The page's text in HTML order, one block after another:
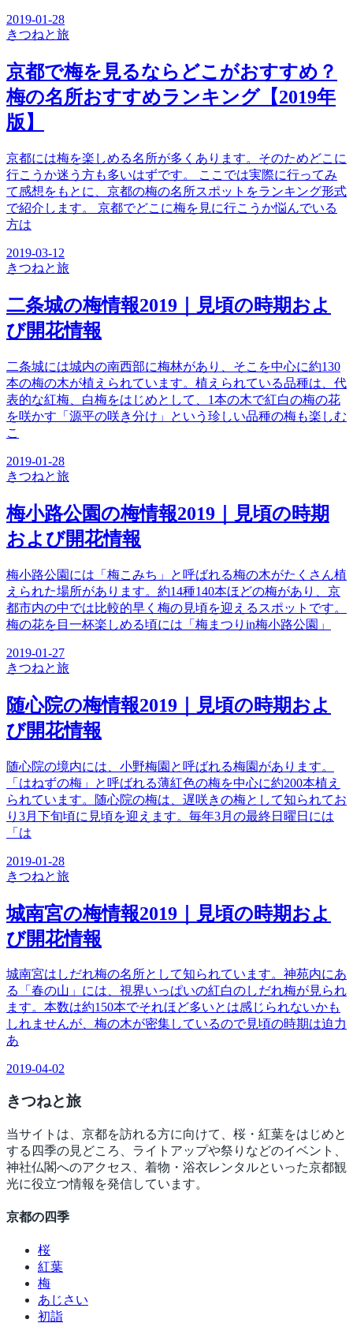
2019-01-28
きつねと旅
京都で梅を見るならどこがおすすめ？
梅の名所おすすめランキング【2019年
版】
京都には梅を楽しめる名所が多くあります。そのためどこに
行こうか迷う方も多いはずです。 ここでは実際に行ってみ
て感想をもとに、京都の梅の名所スポットをランキング形式
で紹介します。 京都でどこに梅を見に行こうか悩んでいる
方は
2019-03-12
きつねと旅
二条城の梅情報2019｜見頃の時期およ
び開花情報
二条城には城内の南西部に梅林があり、そこを中心に約130
本の梅の木が植えられています。植えられている品種は、代
表的な紅梅、白梅をはじめとして、1本の木で紅白の梅の花
を咲かす「源平の咲き分け」という珍しい品種の梅も楽しむ
こ
2019-01-28
きつねと旅
梅小路公園の梅情報2019｜見頃の時期
および開花情報
梅小路公園には「梅こみち」と呼ばれる梅の木がたくさん植
えられた場所があります。約14種140本ほどの梅があり、京
都市内の中では比較的早く梅の見頃を迎えるスポットです。
梅の花を目一杯楽しめる頃には「梅まつりin梅小路公園」
2019-01-27
きつねと旅
随心院の梅情報2019｜見頃の時期およ
び開花情報
随心院の境内には、小野梅園と呼ばれる梅園があります。
「はねずの梅」と呼ばれる薄紅色の梅を中心に約200本植え
られています。随心院の梅は、遅咲きの梅として知られてお
り3月下旬頃に見頃を迎えます。毎年3月の最終日曜日には
「は
2019-01-28
きつねと旅
城南宮の梅情報2019｜見頃の時期およ
び開花情報
城南宮はしだれ梅の名所として知られています。神苑内にあ
る「春の山」には、視界いっぱいの紅白のしだれ梅が見られ
ます。本数は約150本でそれほど多いとは感じられないかも
しれませんが、梅の木が密集しているので見頃の時期は迫力
あ
2019-04-02
きつねと旅
当サイトは、京都を訪れる方に向けて、桜・紅葉をはじめと
する四季の見どころ、ライトアップや祭りなどのイベント、
神社仏閣へのアクセス、着物・浴衣レンタルといった京都観
光に役立つ情報を発信しています。
京都の四季
桜
紅葉
梅
あじさい
初詣